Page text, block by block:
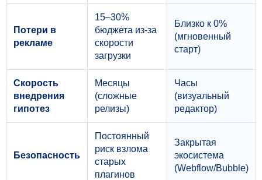
Потери в
рекламе
15–30%
бюджета из-за
скорости
загрузки
Близко к 0%
(мгновенный
старт)
Скорость
внедрения
гипотез
Месяцы
(сложные
релизы)
Часы
(визуальный
редактор)
Безопасность
Постоянный
риск взлома
старых
плагинов
Закрытая
экосистема
(Webflow/Bubble)